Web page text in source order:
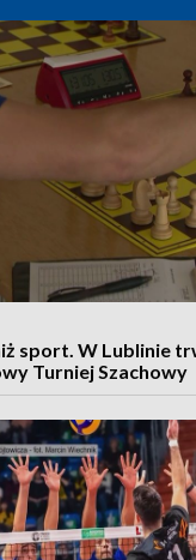
sport. W Lublinie
Turniej Szachowy